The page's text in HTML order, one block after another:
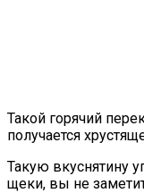
Такой горячий
получается
Такую вкуснятину
щеки, вы не